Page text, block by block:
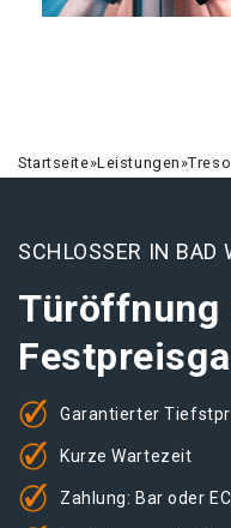
Startseite»Leistungen»
SCHLOSSER IN BAD
Türöffnung
Garantierter
Kurze Wartezeit
Zahlung: Bar oder